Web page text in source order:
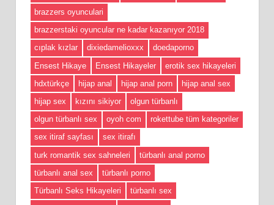
brazzers oyunculari
brazzerstaki oyuncular ne kadar kazanıyor 2018
cıplak kızlar
dixiedamelioxxx
doedaporno
Ensest Hikaye
Ensest Hikayeler
erotik sex hikayeleri
hdxtürkçe
hijap anal hijap anal porn
hijap anal sex
hijap sex
kızını sikiyor
olgun türbanlı
olgun türbanlı sex
oyoh com
rokettube tüm kategoriler
sex itiraf sayfası
sex itirafı
turk romantik sex sahneleri
türbanlı anal porno
türbanlı anal sex
türbanlı porno
Türbanlı Seks Hikayeleri
türbanlı sex